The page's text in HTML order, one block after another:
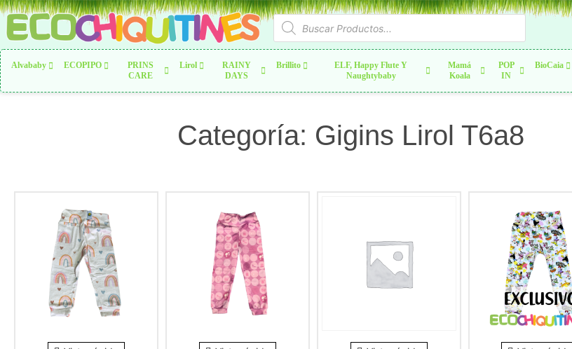
Alvababy ECOPIPO
PRINS
CARE
Lirol
RAINY
DAYS
Brillito
ELF, Happy Flute Y
Naughtybaby
Mamá
Koala
POP
IN
BioCaia
Categoría: Gigins Lirol T6a8